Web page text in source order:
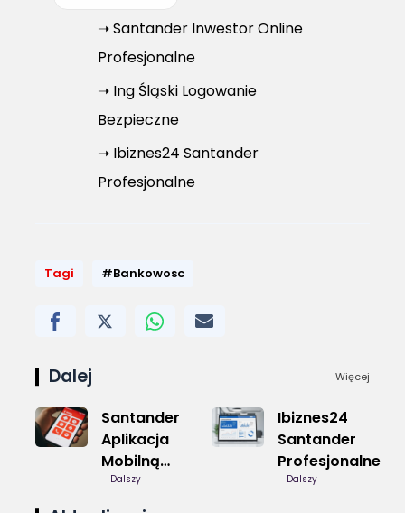
➝ Santander Inwestor Online
Profesjonalne
➝ Ing Śląski Logowanie
Bezpieczne
➝ Ibiznes24 Santander
Profesjonalne
Tagi #Bankowosc
Dalej Więcej
Santander
Aplikacja
Mobilną
Intuicyjna
Dalszy
Ibiznes24
Santander
Profesjonalne
Dalszy